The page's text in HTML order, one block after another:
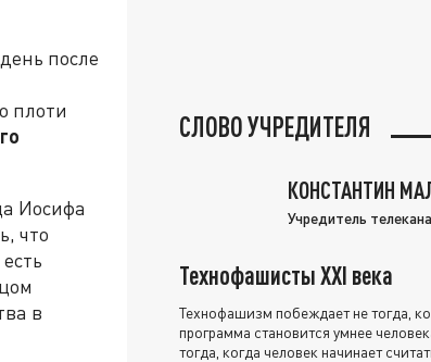
после
плоти
Иосифа
что
в
СЛОВО УЧРЕДИТЕЛЯ
КОНСТАНТИН
Учредитель
Технофашисты XXI века
Технофашизм побеждает не тогда,
программа становится умнее
тогда, когда человек начинает